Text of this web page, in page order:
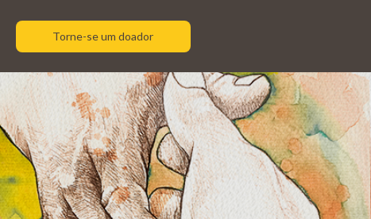
Torne-se um doador